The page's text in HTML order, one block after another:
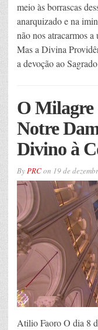
meio às borrascas
anarquizado e na
não nos atracarmos
Mas a Divina
a devoção ao
O Milagre
Notre
Divino à
ByPRCon 19 de
Atilio Faoro O dia 8